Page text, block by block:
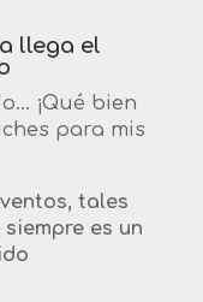
llega el
¡Qué bien
para mis
tales
es un